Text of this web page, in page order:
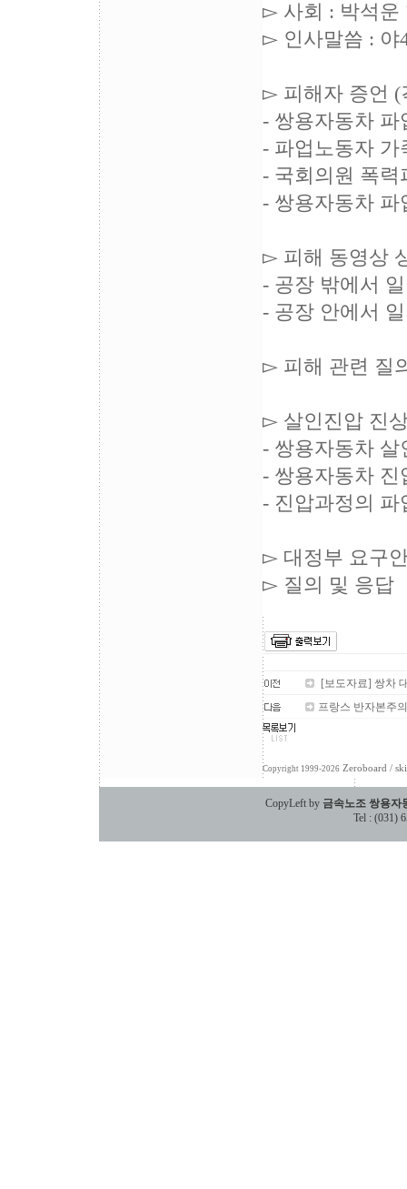
▻ 사회 : 박석운
▻ 인사말씀 : 야
▻ 피해자 증언 (
- 쌍용자동차 파
- 파업노동자 가
- 국회의원 폭력
- 쌍용자동차 파
▻ 피해 동영상
- 공장 밖에서
- 공장 안에서
▻ 피해 관련 질
▻ 살인진압 진
- 쌍용자동차 살
- 쌍용자동차 진
- 진압과정의 파
▻ 대정부 요구
▻ 질의 및 응답
[보도자료] 쌍차
프랑스 반자본주
Copyright 1999-2026 Zeroboard /
CopyLeft by 금속노조 쌍용자
Tel : (031)